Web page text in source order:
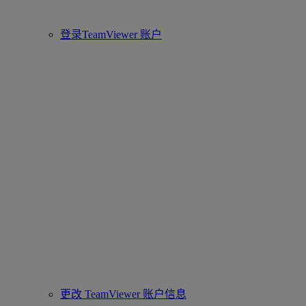
登录TeamViewer 账户
更改 TeamViewer 账户信息